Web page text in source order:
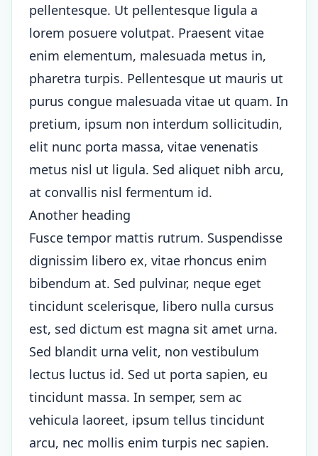
pellentesque. Ut pellentesque ligula a
lorem posuere volutpat. Praesent vitae
enim elementum, malesuada metus in,
pharetra turpis. Pellentesque ut mauris ut
purus congue malesuada vitae ut quam. In
pretium, ipsum non interdum sollicitudin,
elit nunc porta massa, vitae venenatis
metus nisl ut ligula. Sed aliquet nibh arcu,
at convallis nisl fermentum id.
Another heading
Fusce tempor mattis rutrum. Suspendisse
dignissim libero ex, vitae rhoncus enim
bibendum at. Sed pulvinar, neque eget
tincidunt scelerisque, libero nulla cursus
est, sed dictum est magna sit amet urna.
Sed blandit urna velit, non vestibulum
lectus luctus id. Sed ut porta sapien, eu
tincidunt massa. In semper, sem ac
vehicula laoreet, ipsum tellus tincidunt
arcu, nec mollis enim turpis nec sapien.